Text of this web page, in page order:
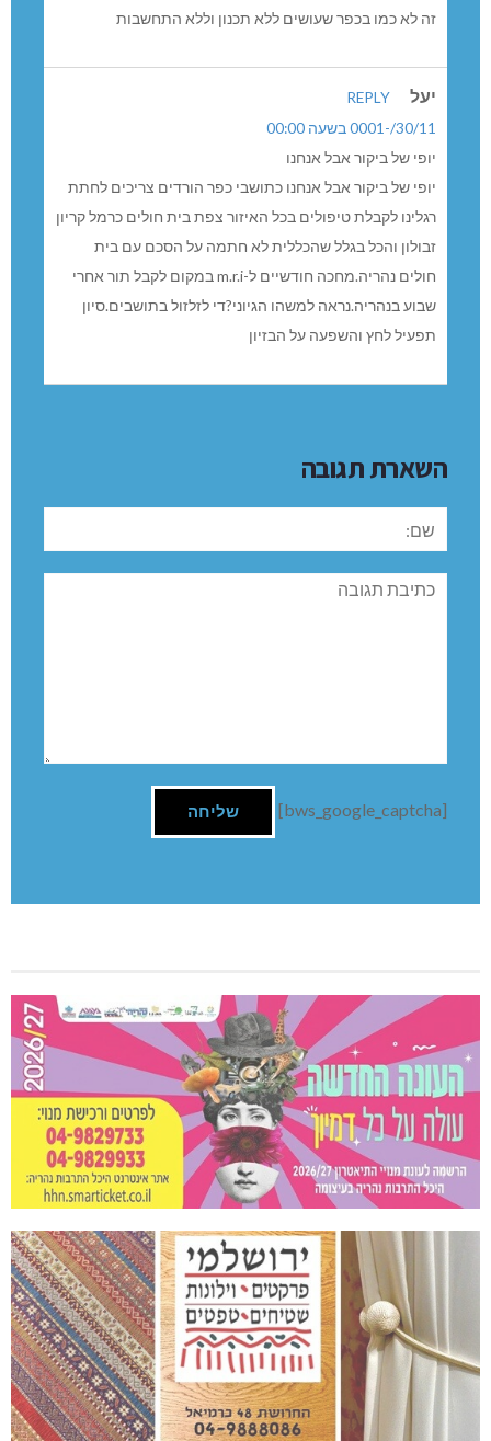
זה לא כמו בכפר שעושים ללא תכנון וללא התחשבות
יעל
REPLY
30/11/-0001 בשעה 00:00
יופי של ביקור אבל אנחנו
יופי של ביקור אבל אנחנו כתושבי כפר הורדים צריכים לחתת
רגלינו לקבלת טיפולים בכל האיזור צפת בית חולים כרמל קריון
זבולון והכל בגלל שהכללית לא חתמה על הסכם עם בית
חולים נהריה.מחכה חודשיים ל-m.r.i במקום לקבל תור אחרי
שבוע בנהריה.נראה למשהו הגיוני?די לזלזול בתושבים.סיון
תפעיל לחץ והשפעה על הבזיון
השארת תגובה
שם:
תגובה
[bws_google_captcha]